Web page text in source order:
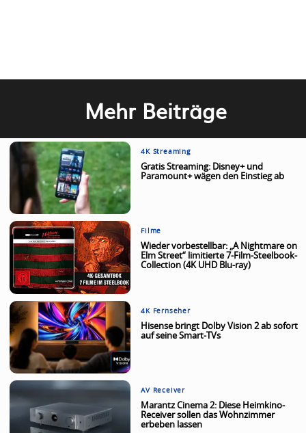
Mehr Beiträge
4K Streaming
Gratis Streaming: Disney+ und
Paramount+ wägen den Einstieg ab
Filme
Wieder vorbestellbar: „A Nightmare on
Elm Street“ limitierte 7-Film-Steelbook-
Collection (4K UHD Blu-ray)
4K Fernseher
Hisense bringt Dolby Vision 2 ab sofort
auf seine Smart-TVs
AV Receiver
Marantz Cinema 2: Diese Heimkino-
Receiver sollen das Wohnzimmer
erbeben lassen